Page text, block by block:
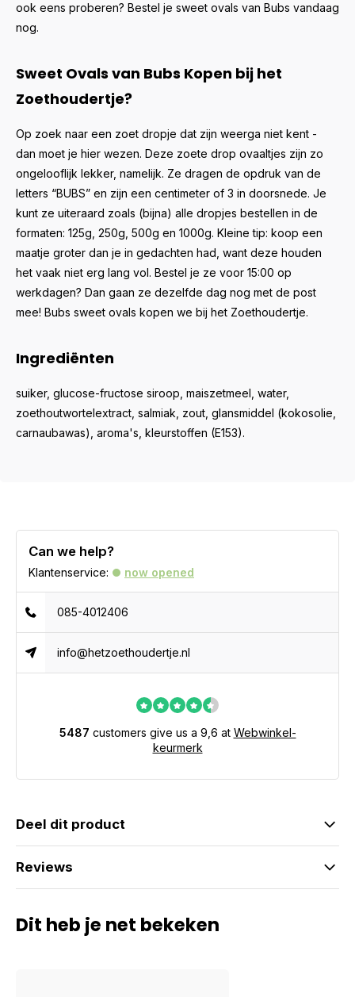
ook eens proberen? Bestel je sweet ovals van Bubs vandaag
nog.
Sweet Ovals van Bubs Kopen bij het
Zoethoudertje?
Op zoek naar een zoet dropje dat zijn weerga niet kent -
dan moet je hier wezen. Deze zoete drop ovaaltjes zijn zo
ongelooflijk lekker, namelijk. Ze dragen de opdruk van de
letters “BUBS” en zijn een centimeter of 3 in doorsnede. Je
kunt ze uiteraard zoals (bijna) alle dropjes bestellen in de
formaten: 125g, 250g, 500g en 1000g. Kleine tip: koop een
maatje groter dan je in gedachten had, want deze houden
het vaak niet erg lang vol. Bestel je ze voor 15:00 op
werkdagen? Dan gaan ze dezelfde dag nog met de post
mee! Bubs sweet ovals kopen we bij het Zoethoudertje.
Ingrediënten
suiker, glucose-fructose siroop, maiszetmeel, water,
zoethoutwortelextract, salmiak, zout, glansmiddel (kokosolie,
carnaubawas), aroma's, kleurstoffen (E153).
Can we help?
Klantenservice: now opened
085-4012406
info@hetzoethoudertje.nl
5487 customers give us a 9,6 at Webwinkel-
keurmerk
Deel dit product
Reviews
Dit heb je net bekeken